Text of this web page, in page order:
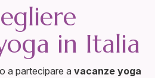
in Italia
a partecipare a vacanze yoga